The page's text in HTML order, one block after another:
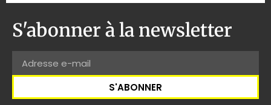
S'abonner à la newsletter
S'ABONNER